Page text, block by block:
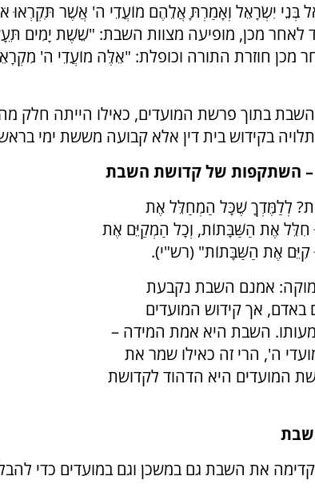
בְּנֵי יִשְׂרָאֵל וְאָמַרְתָּ אֲלֵהֶם מוֹעֲדֵי ה' אֲשֶׁר
לאחר מכן, מופיעה מצוות השבת: "שֵׁשֶׁת יָמִים
מכן חוזרת התורה וכופלת: "אֵלֶּה מוֹעֲדֵי ה'
בתוך פרשת המועדים, כאילו הייתה חלק
בקידוש בית דין אלא קבועה מששת ימי
– השתקפות של קדושת השבת
לְלַמֶּדְךָ שֶׁכָּל הַמְחַלֵּל אֶת
חִלֵּל אֶת הַשַּׁבָּתוֹת, וְכָל הַמְקַיֵּם אֶת
קִיֵּם אֶת הַשַּׁבָּתוֹת" (רש"י).
אמנם השבת נקבעת
באדם, אך קידוש המועדים
השבת היא אמת המידה –
ה', הרי זה כאילו שמר את
המועדים היא הדהוד לקדושת
את השבת גם במשכן וגם במועדים כדי